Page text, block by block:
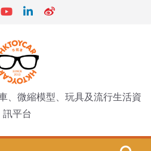
、微縮模型、玩具及流行生活資
訊平台